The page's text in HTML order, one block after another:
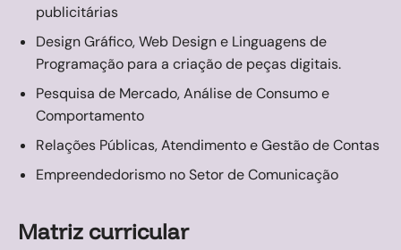
publicitárias
Design Gráfico, Web Design e Linguagens de
Programação para a criação de peças digitais.
Pesquisa de Mercado, Análise de Consumo e
Comportamento
Relações Públicas, Atendimento e Gestão de Contas
Empreendedorismo no Setor de Comunicação
Matriz curricular